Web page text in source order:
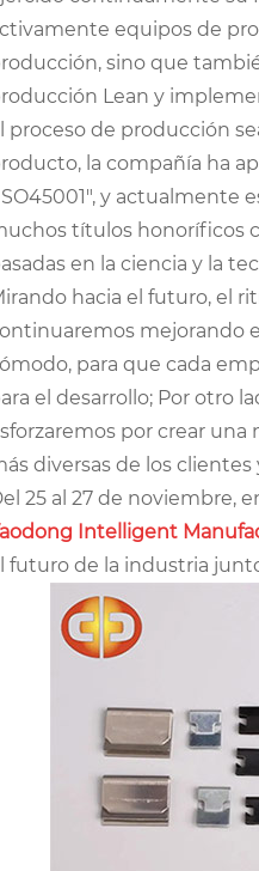
equipos de
sino que
Lean y
proceso de producción
la compañía ha
y actualmente
títulos honoríficos
en la ciencia y la
hacia el futuro, el
mejorando
para que cada
el desarrollo; Por otro
por crear una
diversas de los
25 al 27 de noviembre,
Intelligent
futuro de la industria